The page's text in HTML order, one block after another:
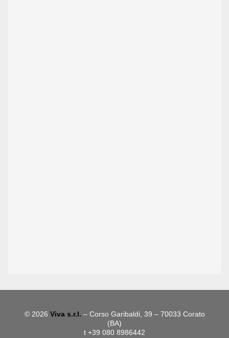
© 2026 Viva s.r.l. – Corso Garibaldi, 39 – 70033 Corato
(BA)
t +39 080 8986442